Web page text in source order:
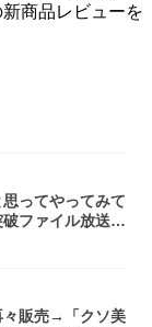
商品レビューを
ってやってみて
破ファイル放送で
々販売→「クソ美